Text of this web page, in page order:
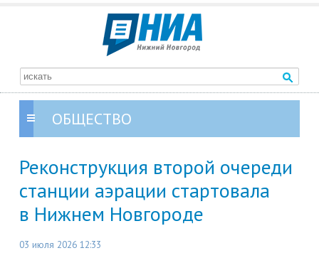
ОБЩЕСТВО
Реконструкция второй очереди
станции аэрации стартовала
в Нижнем Новгороде
03 июля 2026 12:33